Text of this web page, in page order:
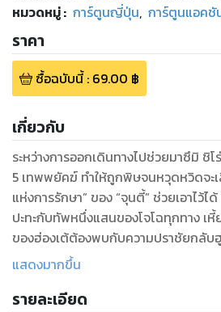
หมวดหมู่: การ์ตูนญี่ปุ่น, การ์ตูนแอค
ราคา
ซื้อฉบับนี้: 69.00 ฿
เกี่ยวกับ
ระหว่างการออกเดินทางไปช่วยมาซึมิ ชิ
5 เทพพยัคฆ์ ทำให้ถูกพิษจนหวุดหวิดจะ
แห่งการรักษา” ของ “จุนตี้” ช่วยเอาไว้
ปะทะกับทัพหนึ่งแสนของโจโฉทุกทาง เ
ของฮ่องเต้ต้องพบกับความปราชัยกลับฮู
ต๊ะ” หายตัวไป อีกทั้งยังเกรงว่าทัพโจจะก
แสดงมากขึ้น
รายละเอียด